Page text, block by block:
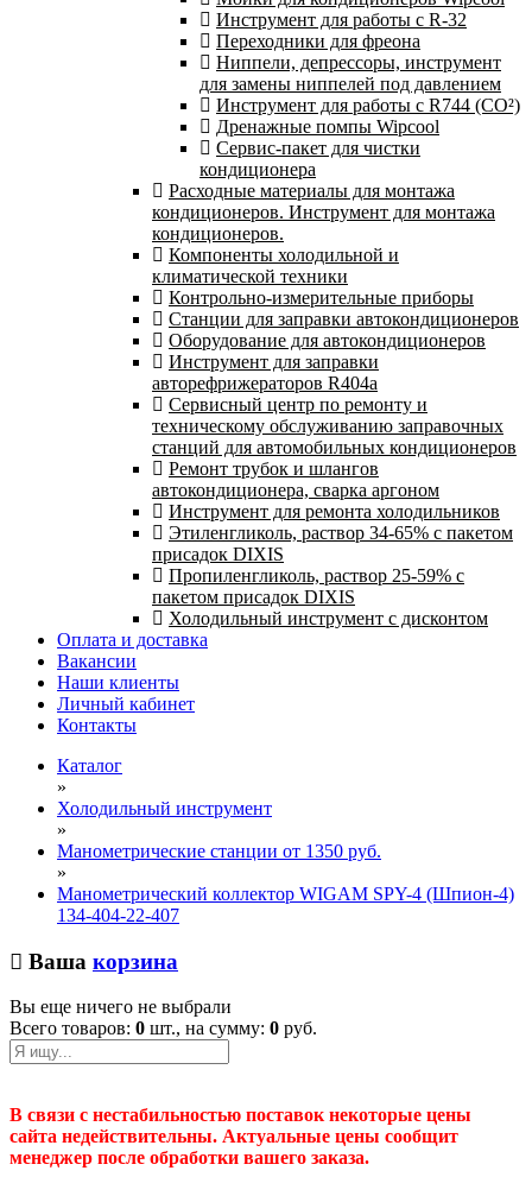
Инструмент для работы с R-32
Переходники для фреона
Ниппели, депрессоры, инструмент
для замены ниппелей под давлением
Инструмент для работы с R744 (CO²)
Дренажные помпы Wipcool
Сервис-пакет для чистки
кондиционера
Расходные материалы для монтажа
кондиционеров. Инструмент для монтажа
кондиционеров.
Компоненты холодильной и
климатической техники
Контрольно-измерительные приборы
Станции для заправки автокондиционеров
Оборудование для автокондиционеров
Инструмент для заправки
авторефрижераторов R404a
Сервисный центр по ремонту и
техническому обслуживанию заправочных
станций для автомобильных кондиционеров
Ремонт трубок и шлангов
автокондиционера, сварка аргоном
Инструмент для ремонта холодильников
Этиленгликоль, раствор 34-65% с пакетом
присадок DIXIS
Пропиленгликоль, раствор 25-59% с
пакетом присадок DIXIS
Холодильный инструмент с дисконтом
Оплата и доставка
Вакансии
Наши клиенты
Личный кабинет
Контакты
Каталог
»
Холодильный инструмент
»
Манометрические станции от 1350 руб.
»
Манометрический коллектор WIGAM SPY-4 (Шпион-4)
134-404-22-407
Ваша корзина
Вы еще ничего не выбрали
Всего товаров: 0 шт., на сумму: 0 руб.
В связи с нестабильностью поставок некоторые цены
сайта недействительны. Актуальные цены сообщит
менеджер после обработки вашего заказа.